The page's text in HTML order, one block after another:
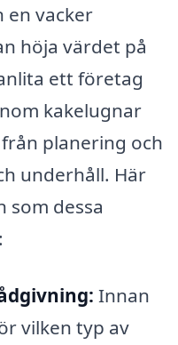
en vacker
höja värdet på
ett företag
kakelugnar
planering och
underhåll. Här
som dessa
Innan
vilken typ av